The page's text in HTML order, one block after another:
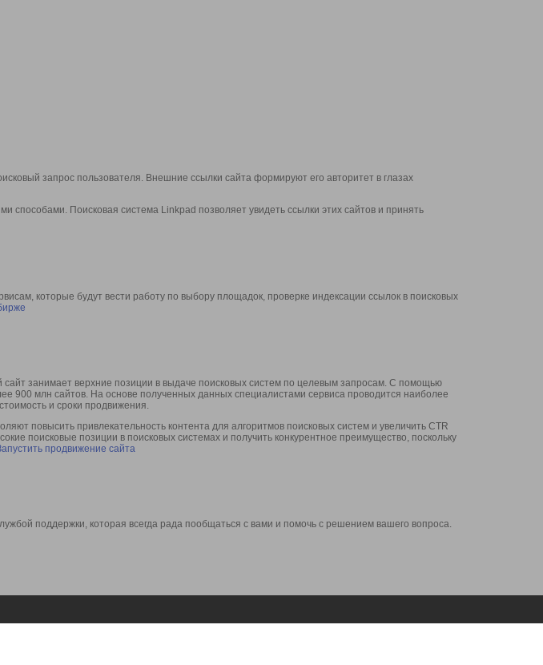
запрос пользователя. Внешние ссылки сайта формируют его авторитет в глазах
Поисковая система Linkpad позволяет увидеть ссылки этих сайтов и принять
которые будут вести работу по выбору площадок, проверке индексации ссылок в поисковых
занимает верхние позиции в выдаче поисковых систем по целевым запросам. С помощью
900 млн сайтов. На основе полученных данных специалистами сервиса проводится наиболее
и сроки продвижения.
повысить привлекательность контента для алгоритмов поисковых систем и увеличить CTR
поисковые позиции в поисковых системах и получить конкурентное преимущество, поскольку
продвижение сайта
поддержки, которая всегда рада пообщаться с вами и помочь с решением вашего вопроса.